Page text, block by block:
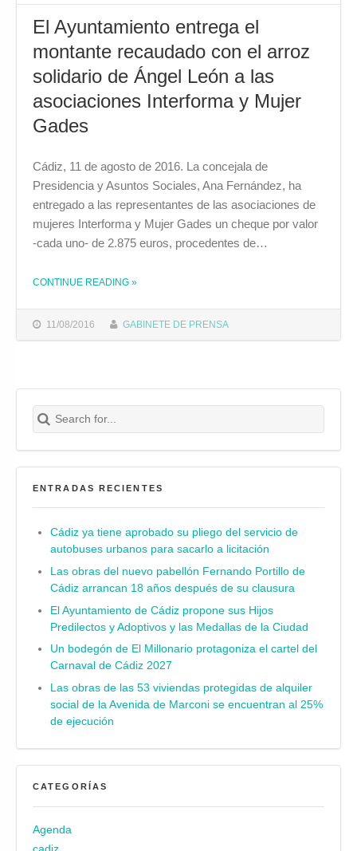
El Ayuntamiento entrega el
montante recaudado con el arroz
solidario de Ángel León a las
asociaciones Interforma y Mujer
Gades
11/08/2016 GABINETE DE PRENSA
Cádiz, 11 de agosto de 2016. La concejala de
Presidencia y Asuntos Sociales, Ana Fernández, ha
entregado a las representantes de las asociaciones de
mujeres Interforma y Mujer Gades un cheque por valor
-cada uno- de 2.875 euros, procedentes de…
CONTINUE READING
THE "EL AYUNTAMIENTO ENTREGA EL MONTANTE RECAUDADO CON EL ARROZ SOLIDARIO DE ÁNGEL LEÓN A LAS ASOCIACIONES INTERFORMA Y MUJER GADES"
»
Search for:
Buscar
ENTRADAS RECIENTES
Cádiz ya tiene aprobado su pliego del servicio de
autobuses urbanos para sacarlo a licitación
Las obras del nuevo pabellón Fernando Portillo de
Cádiz arrancan 18 años después de su clausura
El Ayuntamiento de Cádiz propone sus Hijos
Predilectos y Adoptivos y las Medallas de la Ciudad
Un bodegón de El Millonario protagoniza el cartel del
Carnaval de Cádiz 2027
Las obras de las 53 viviendas protegidas de alquiler
social de la Avenida de Marconi se encuentran al 25%
de ejecución
CATEGORÍAS
Agenda